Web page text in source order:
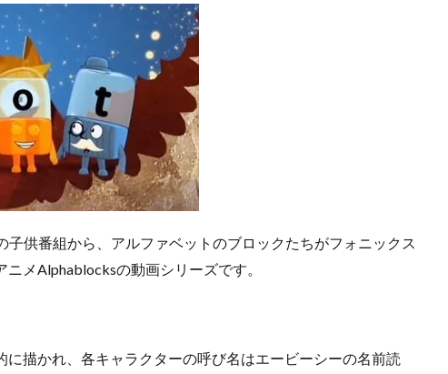
子供番組から、アルファベットのブロックたちがフォニックス
メAlphablocksの動画シリーズです。
に描かれ、各キャラクターの呼び名はエービーシーの名前読